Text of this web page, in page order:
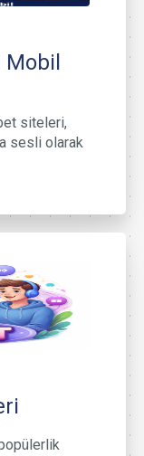
siteleri,
sesli olarak